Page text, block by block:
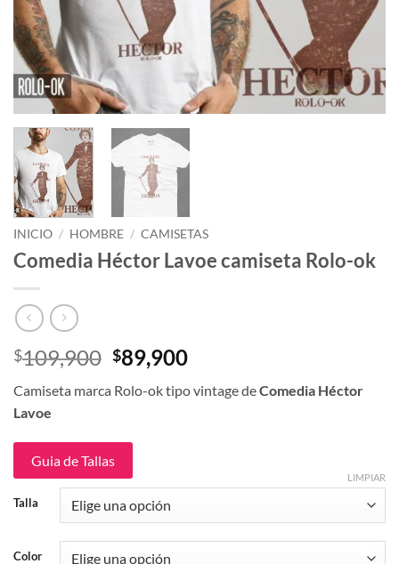
INICIO / HOMBRE / CAMISETAS
Comedia Héctor Lavoe camiseta Rolo-ok
$109,900 El
precio
original
$109,900.
$89,900El
actual
Camiseta marca Rolo-ok tipo vintage deComedia Héctor
Lavoe
Guia de Tallas
Talla
Color